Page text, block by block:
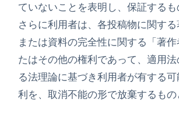
ていないことを表明し、保証するも
さらに利用者は、各投稿物に関す
または資料の完全性に関する「著作
たはその他の権利であって、適用
る法理論に基づき利用者が有する
利を、取消不能の形で放棄するもの